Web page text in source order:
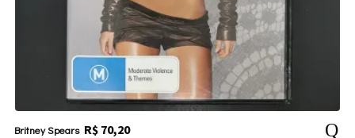
Britney Spears R$70,20